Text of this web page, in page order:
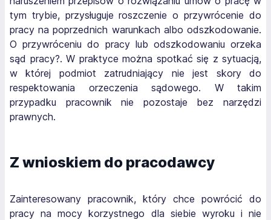
tym trybie, przysługuje roszczenie o przywrócenie do
pracy na poprzednich warunkach albo odszkodowanie.
O przywróceniu do pracy lub odszkodowaniu orzeka
sąd pracy?. W praktyce można spotkać się z sytuacją,
w której podmiot zatrudniający nie jest skory do
respektowania orzeczenia sądowego. W takim
przypadku pracownik nie pozostaje bez narzędzi
prawnych.
Z wnioskiem do pracodawcy
Zainteresowany pracownik, który chce powrócić do
pracy na mocy korzystnego dla siebie wyroku i nie